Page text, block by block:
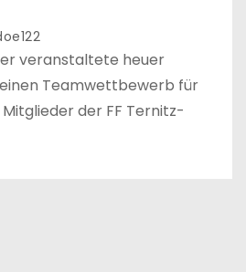
veranstaltete heuer
Teamwettbewerb für
der FF Ternitz-